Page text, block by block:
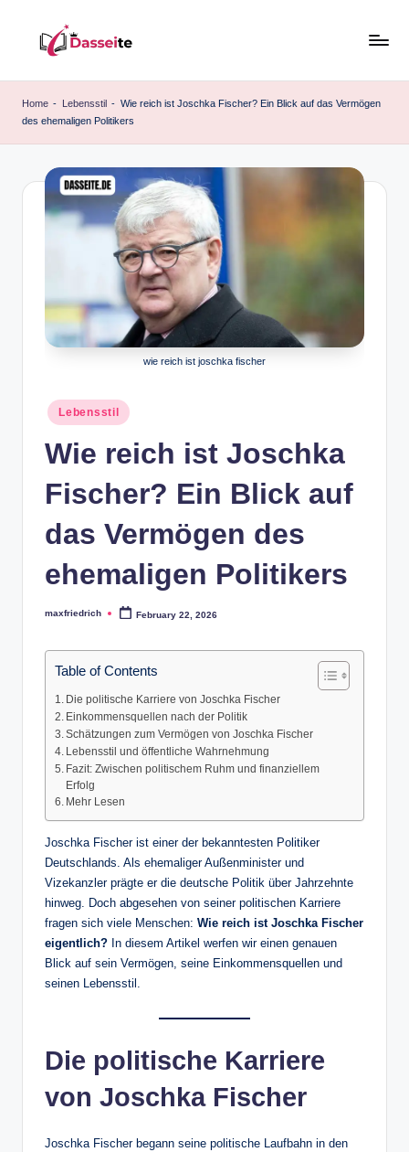
content
a
e
Home - Lebensstil - Wie reich ist Joschka Fischer? Ein Blick auf das Vermögen
des ehemaligen Politikers
wie reich ist joschka fischer
Posted
in
Lebensstil
Wie reich ist Joschka
Fischer? Ein Blick auf
das Vermögen des
ehemaligen Politikers
Posted
maxfriedrich February 22, 2026
Table of Contents
Die politische Karriere von Joschka Fischer
Einkommensquellen nach der Politik
Schätzungen zum Vermögen von Joschka Fischer
Lebensstil und öffentliche Wahrnehmung
Fazit: Zwischen politischem Ruhm und finanziellem
Erfolg
Mehr Lesen
Joschka Fischer ist einer der bekanntesten Politiker
Deutschlands. Als ehemaliger Außenminister und
Vizekanzler prägte er die deutsche Politik über Jahrzehnte
hinweg. Doch abgesehen von seiner politischen Karriere
fragen sich viele Menschen: Wie reich ist Joschka Fischer
eigentlich? In diesem Artikel werfen wir einen genauen
Blick auf sein Vermögen, seine Einkommensquellen und
seinen Lebensstil.
Die politische Karriere
von Joschka Fischer
Joschka Fischer begann seine politische Laufbahn in den